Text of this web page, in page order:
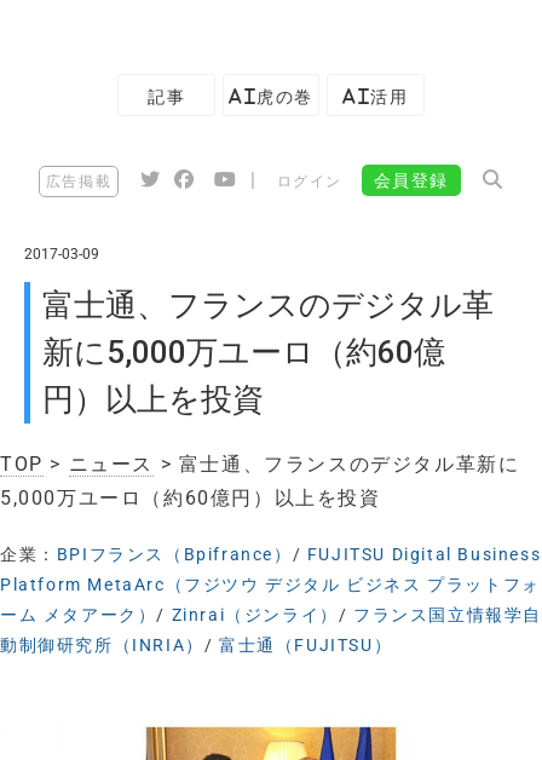
記事 AI虎の巻 AI活用
広告掲載 ログイン 会員登録
2017-03-09
富士通、フランスのデジタル革
新に5,000万ユーロ（約60億
円）以上を投資
TOP > ニュース > 富士通、フランスのデジタル革新に
5,000万ユーロ（約60億円）以上を投資
企業： BPIフランス（Bpifrance） / FUJITSU Digital Business
Platform MetaArc（フジツウ デジタル ビジネス プラットフォ
ーム メタアーク）/ Zinrai（ジンライ） / フランス国立情報学自
動制御研究所（INRIA） /富士通（FUJITSU）